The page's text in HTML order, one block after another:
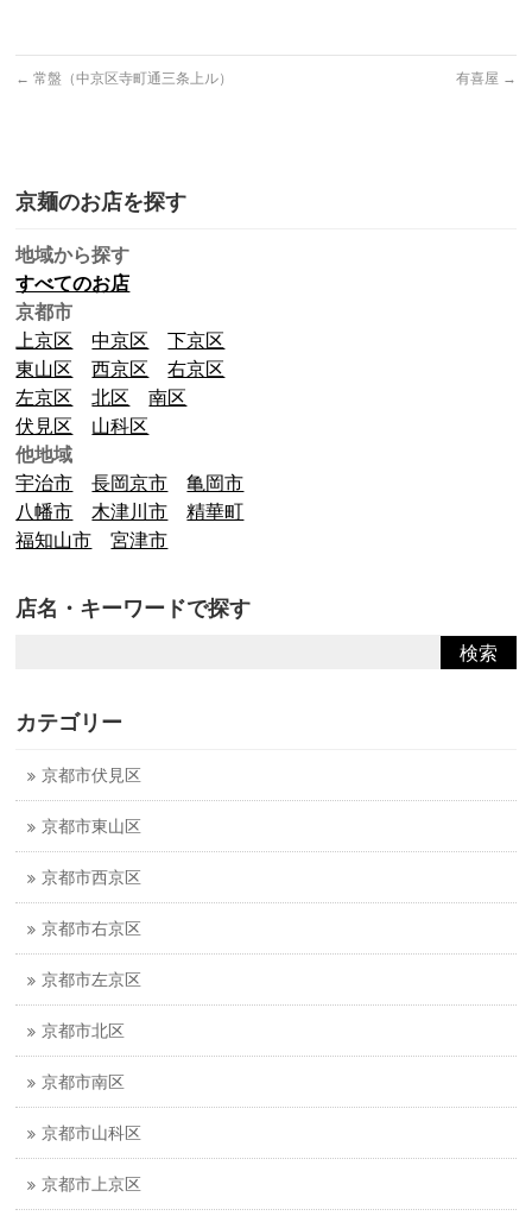
← 常盤（中京区寺町通三条上ル） 有喜屋 →
京麺のお店を探す
地域から探す
すべてのお店
京都市
上京区
中京区
下京区
東山区
西京区
右京区
左京区
北区
南区
伏見区
山科区
他地域
宇治市
長岡京市
亀岡市
八幡市
木津川市
精華町
福知山市
宮津市
店名・キーワードで探す
カテゴリー
京都市伏見区
京都市東山区
京都市西京区
京都市右京区
京都市左京区
京都市北区
京都市南区
京都市山科区
京都市上京区